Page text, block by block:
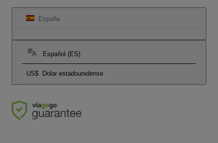
España
Español (ES)
US$ Dolar estadounidense